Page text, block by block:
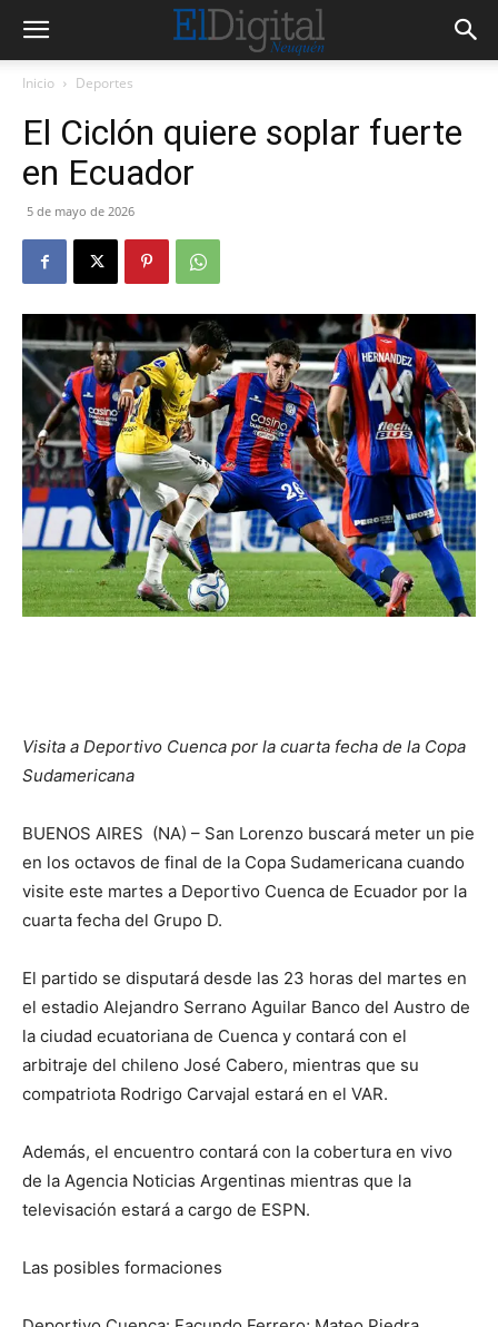
Inicio Deportes
El Ciclón quiere soplar fuerte
en Ecuador
5 de mayo de 2026
Visita a Deportivo Cuenca por la cuarta fecha de la Copa
Sudamericana
BUENOS AIRES (NA) – San Lorenzo buscará meter un pie
en los octavos de final de la Copa Sudamericana cuando
visite este martes a Deportivo Cuenca de Ecuador por la
cuarta fecha del Grupo D.
El partido se disputará desde las 23 horas del martes en
el estadio Alejandro Serrano Aguilar Banco del Austro de
la ciudad ecuatoriana de Cuenca y contará con el
arbitraje del chileno José Cabero, mientras que su
compatriota Rodrigo Carvajal estará en el VAR.
Además, el encuentro contará con la cobertura en vivo
de la Agencia Noticias Argentinas mientras que la
televisación estará a cargo de ESPN.
Las posibles formaciones